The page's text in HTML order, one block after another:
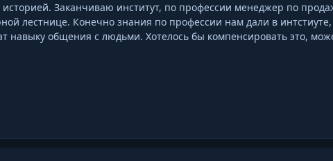
историей. Заканчиваю институт, по профессии менеджер по
лестнице. Конечно знания по профессии нам дали в интстиуте,
навыку общения с людьми. Хотелось бы компенсировать это,